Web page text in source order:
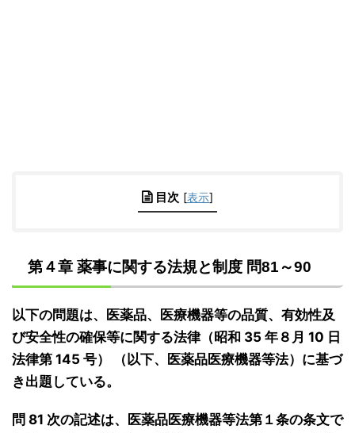
目次 [表示]
第４章 薬事に関する法規と制度 問81～90
以下の問題は、医薬品、医療機器等の品質、有効性及
び安全性の確保等に関する法律（昭和 35 年８月 10 日
法律第 145 号） （以下、医薬品医療機器等法）に基づ
き出題している。
問 81 次の記述は、医薬品医療機器等法第１条の条文で